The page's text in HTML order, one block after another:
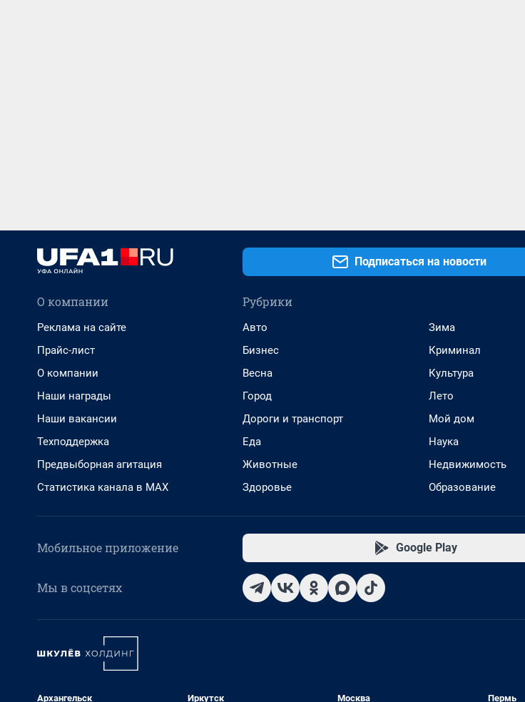
Подписаться на новости
О компании
Реклама на сайте
Прайс-лист
О компании
Наши награды
Наши вакансии
Техподдержка
Предвыборная агитация
Статистика канала в MAX
Рубрики
Авто
Бизнес
Весна
Город
Дороги и транспорт
Еда
Животные
Здоровье
Зима
Криминал
Культура
Лето
Мой дом
Наука
Недвижимость
Образование
Мобильное приложение Google Play
Мы в соцсетях
Архангельск Иркутск Москва Пермь